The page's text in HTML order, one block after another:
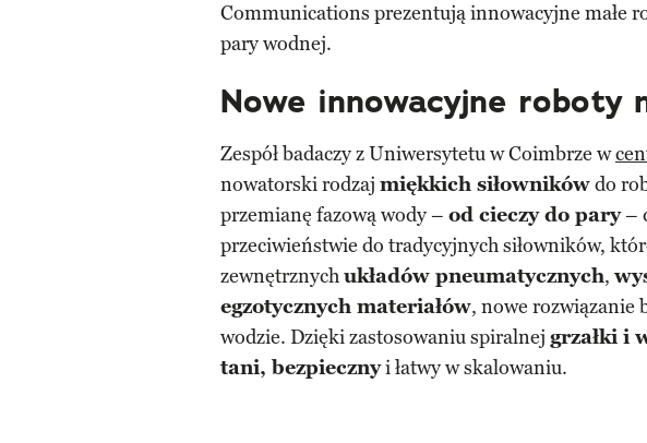
Communications prezentują innowacyjne małe
pary wodnej.
Nowe innowacyjne roboty
Zespół badaczy z Uniwersytetu w Coimbrze w
nowatorski rodzaj miękkich siłownikówdo
przemianę fazową wody – od cieczy do pary–
przeciwieństwie do tradycyjnych siłowników,
zewnętrznychukładów pneumatycznych,
egzotycznych materiałów, nowe rozwiązanie
wodzie. Dzięki zastosowaniu spiralnej grzałki i
tani, bezpiecznyi łatwy w skalowaniu.